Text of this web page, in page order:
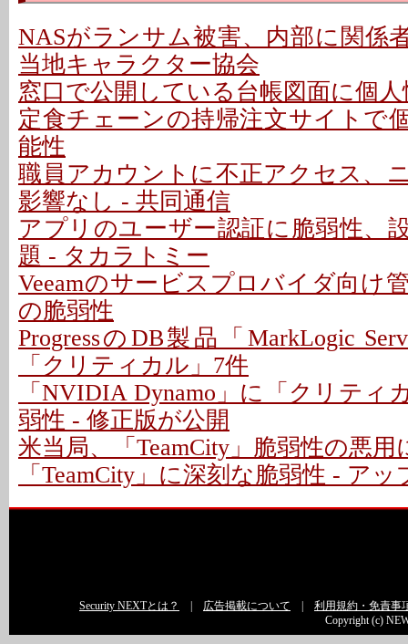
NASがランサム被害、内部に関係
当地キャラクター協会
窓口で公開している台帳図面に個
定食チェーンの持帰注文サイトで
能性
職員アカウントに不正アクセス、
影響なし - 共同通信
アプリのユーザー認証に脆弱性、
題 - タカラトミー
Veeamのサービスプロバイダ向け
の脆弱性
ProgressのDB製品「MarkLogic
「クリティカル」7件
「NVIDIA Dynamo」に「クリティ
弱性 - 修正版が公開
米当局、「TeamCity」脆弱性の悪用
「TeamCity」に深刻な脆弱性 - ア
Security NEXTとは？ 広告掲載について
利用規約・免責事
Copyright (c)